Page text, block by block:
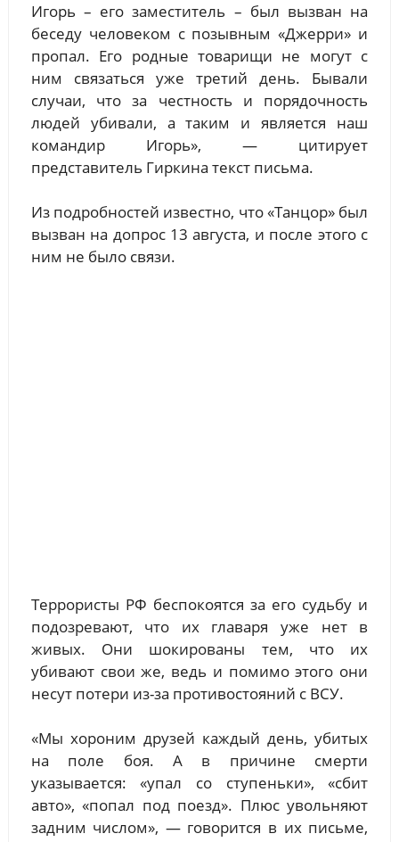
Игорь – его заместитель – был вызван на
беседу человеком с позывным «Джерри» и
пропал. Его родные товарищи не могут с
ним связаться уже третий день. Бывали
случаи, что за честность и порядочность
людей убивали, а таким и является наш
командир Игорь», — цитирует
представитель Гиркина текст письма.
Из подробностей известно, что «Танцор» был
вызван на допрос 13 августа, и после этого с
ним не было связи.
Террористы РФ беспокоятся за его судьбу и
подозревают, что их главаря уже нет в
живых. Они шокированы тем, что их
убивают свои же, ведь и помимо этого они
несут потери из-за противостояний с ВСУ.
«Мы хороним друзей каждый день, убитых
на поле боя. А в причине смерти
указывается: «упал со ступеньки», «сбит
авто», «попал под поезд». Плюс увольняют
задним числом», — говорится в их письме,